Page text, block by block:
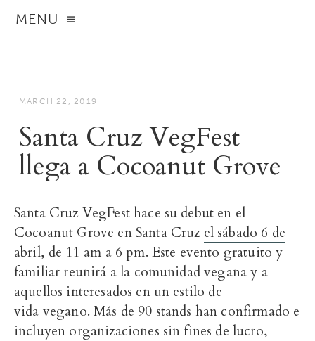
MENU
MARCH 22, 2019
Santa Cruz VegFest
llega a Cocoanut Grove
Santa Cruz VegFest hace su debut en el
Cocoanut Grove en Santa Cruz el sábado 6 de
abril, de 11 am a 6 pm. Este evento gratuito y
familiar reunirá a la comunidad vegana y a
aquellos interesados en un estilo de
vida vegano. Más de 90 stands han confirmado e
incluyen organizaciones sin fines de lucro,